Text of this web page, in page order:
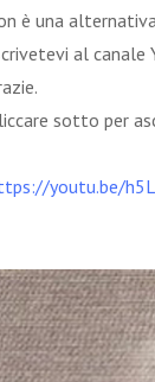
è una
al canale
sotto per
youtu.be/